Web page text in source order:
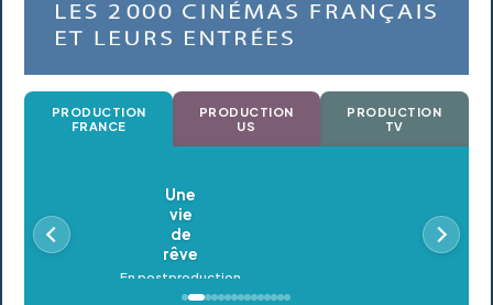
PRODUCTION
FRANCE
PRODUCTION
US
PRODUCTION
TV
Oldeupe
En postproduction